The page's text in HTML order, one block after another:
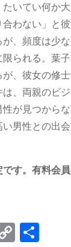
いてい何か
わない」と
、頻度は少
られる。葉
、彼女の修士
、両親のビ
が見つから
男性との出
す。有料会
C